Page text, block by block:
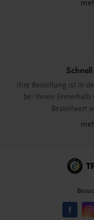
Ihre Bestellung ist in
bei Ihnen (innerhalb
Bestellwert